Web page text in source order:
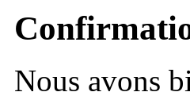
Nous avons